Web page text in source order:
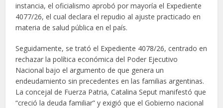
instancia, el oficialismo aprobó por mayoría el Expediente
4077/26, el cual declara el repudio al ajuste practicado en
materia de salud pública en el país.
Seguidamente, se trató el Expediente 4078/26, centrado en
rechazar la política económica del Poder Ejecutivo
Nacional bajo el argumento de que genera un
endeudamiento sin precedentes en las familias argentinas.
La concejal de Fuerza Patria, Catalina Seput manifestó que
“creció la deuda familiar” y exigió que el Gobierno nacional